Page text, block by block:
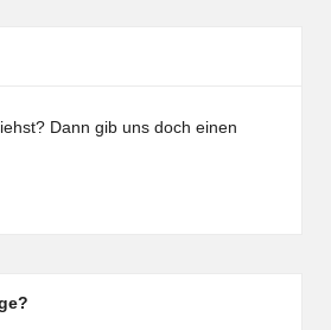
Dann gib uns doch einen